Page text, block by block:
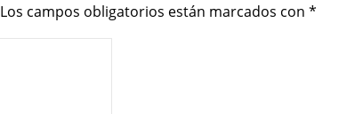
Los campos obligatorios están marcados con *